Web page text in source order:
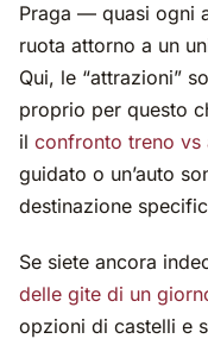
Praga — quasi ogni
ruota attorno a un
Qui, le “attrazioni”
proprio per questo
il confronto treno vs
guidato o un’auto
destinazione
Se siete ancora
delle gite di un
opzioni di castelli e